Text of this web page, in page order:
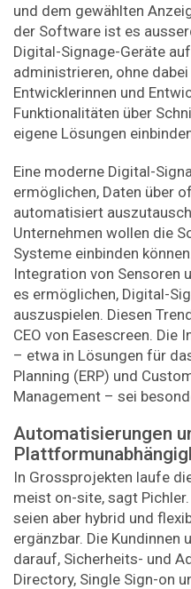
und dem gewählten
der Software ist es
Digital-Signage-Geräte
administrieren, ohne
Entwicklerinnen und
Funktionalitäten über
eigene Lösungen
Eine moderne Digital-
ermöglichen, Daten über
automatisiert
Unternehmen wollen die
Systeme einbinden
Integration von Sensoren
es ermöglichen, Digital-
auszuspielen. Diesen
CEO von ­Easescreen.
– etwa in Lösungen für
Planning (ERP) und
Management – sei
Automatisierungen
In Grossprojekten laufe
meist on-site, sagt
seien aber hybrid und
ergänzbar. Die Kundinnen
darauf, Sicherheits- und
Directory, Single Sign-on